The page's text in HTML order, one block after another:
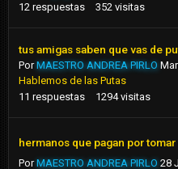
12 respuestas 352 visitas
tus amigas saben que vas de
PorMAESTRO ANDREA PIRLO
Hablemos de las Putas
11 respuestas 1294 visitas
hermanos que pagan por
PorMAESTRO ANDREA PIRLO 28